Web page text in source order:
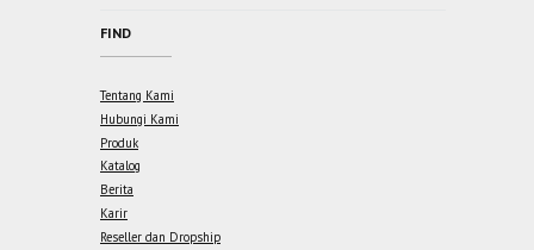
FIND
Tentang Kami
Hubungi Kami
Produk
Katalog
Berita
Karir
Reseller dan Dropship